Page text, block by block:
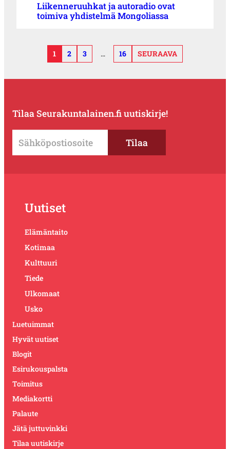
Liikenneruuhkat ja autoradio ovat
toimiva yhdistelmä Mongoliassa
1 2 3 … 16 SEURAAVA
Tilaa Seurakuntalainen.fi uutiskirje!
Uutiset
Elämäntaito
Kotimaa
Kulttuuri
Tiede
Ulkomaat
Usko
Luetuimmat
Hyvät uutiset
Blogit
Esirukouspalsta
Toimitus
Mediakortti
Palaute
Jätä juttuvinkki
Tilaa uutiskirje